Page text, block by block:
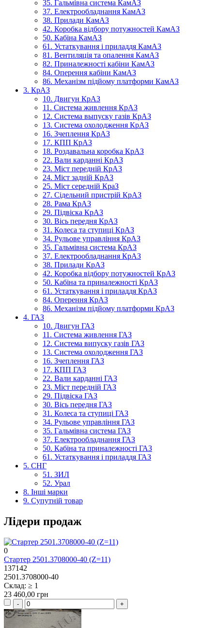
35. Гальмівна система КамАЗ
37. Електрообладнання КамАЗ
38. Прилади КамАЗ
42. Коробка відбору потужностей КамАЗ
50. Кабіна КамАЗ
61. Устаткування і приладдя КамАЗ
81. Вентиляція та опалення КамАЗ
82. Приналежності кабіни КамАЗ
84. Оперення кабіни КамАЗ
86. Механізм підйому платформи КамАЗ
3. КрАЗ
10. Двигун КрАЗ
11. Система живлення КрАЗ
12. Система выпуску газів КрАЗ
13. Система охолодження КрАЗ
16. Зчеплення КрАЗ
17. КПП КрАЗ
18. Роздавальна коробка КрАЗ
22. Вали карданні КрАЗ
23. Міст передній КрАЗ
24. Міст задній КрАЗ
25. Міст середній КраЗ
27. Сідельний пристрій КрАЗ
28. Рама КрАЗ
29. Підвіска КрАЗ
30. Вісь передня КрАЗ
31. Колеса та ступиці КрАЗ
34. Рульове управління КрАЗ
35. Гальмівна система КрАЗ
37. Електрообладнання КрАЗ
38. Прилади КрАЗ
42. Коробка відбору потужностей КрАЗ
50. Кабіна та приналежності КрАЗ
61. Устаткування і приладдя КрАЗ
84. Оперення КрАЗ
86. Механізм підйому платформи КрАЗ
4. ГАЗ
10. Двигун ГАЗ
11. Система живлення ГАЗ
12. Система випуску газів ГАЗ
13. Система охолодження ГАЗ
16. Зчеплення ГАЗ
17. КПП ГАЗ
22. Вали карданні ГАЗ
23. Міст передній ГАЗ
29. Підвіска ГАЗ
30. Вісь передня ГАЗ
31. Колеса та ступиці ГАЗ
34. Рульове управління ГАЗ
35. Гальмівна система ГАЗ
37. Електрообладнання ГАЗ
50. Кабіна та приналежності ГАЗ
61. Устаткування і приладдя ГАЗ
5. СНГ
51. ЗИЛ
52. Урал
8. Інші марки
9. Супутній товар
Лідери продаж
0
Стартер 2501.3708000-40 (Z=11)
137142
2501.3708000-40
Склад: ≥ 1
23 460,00 грн